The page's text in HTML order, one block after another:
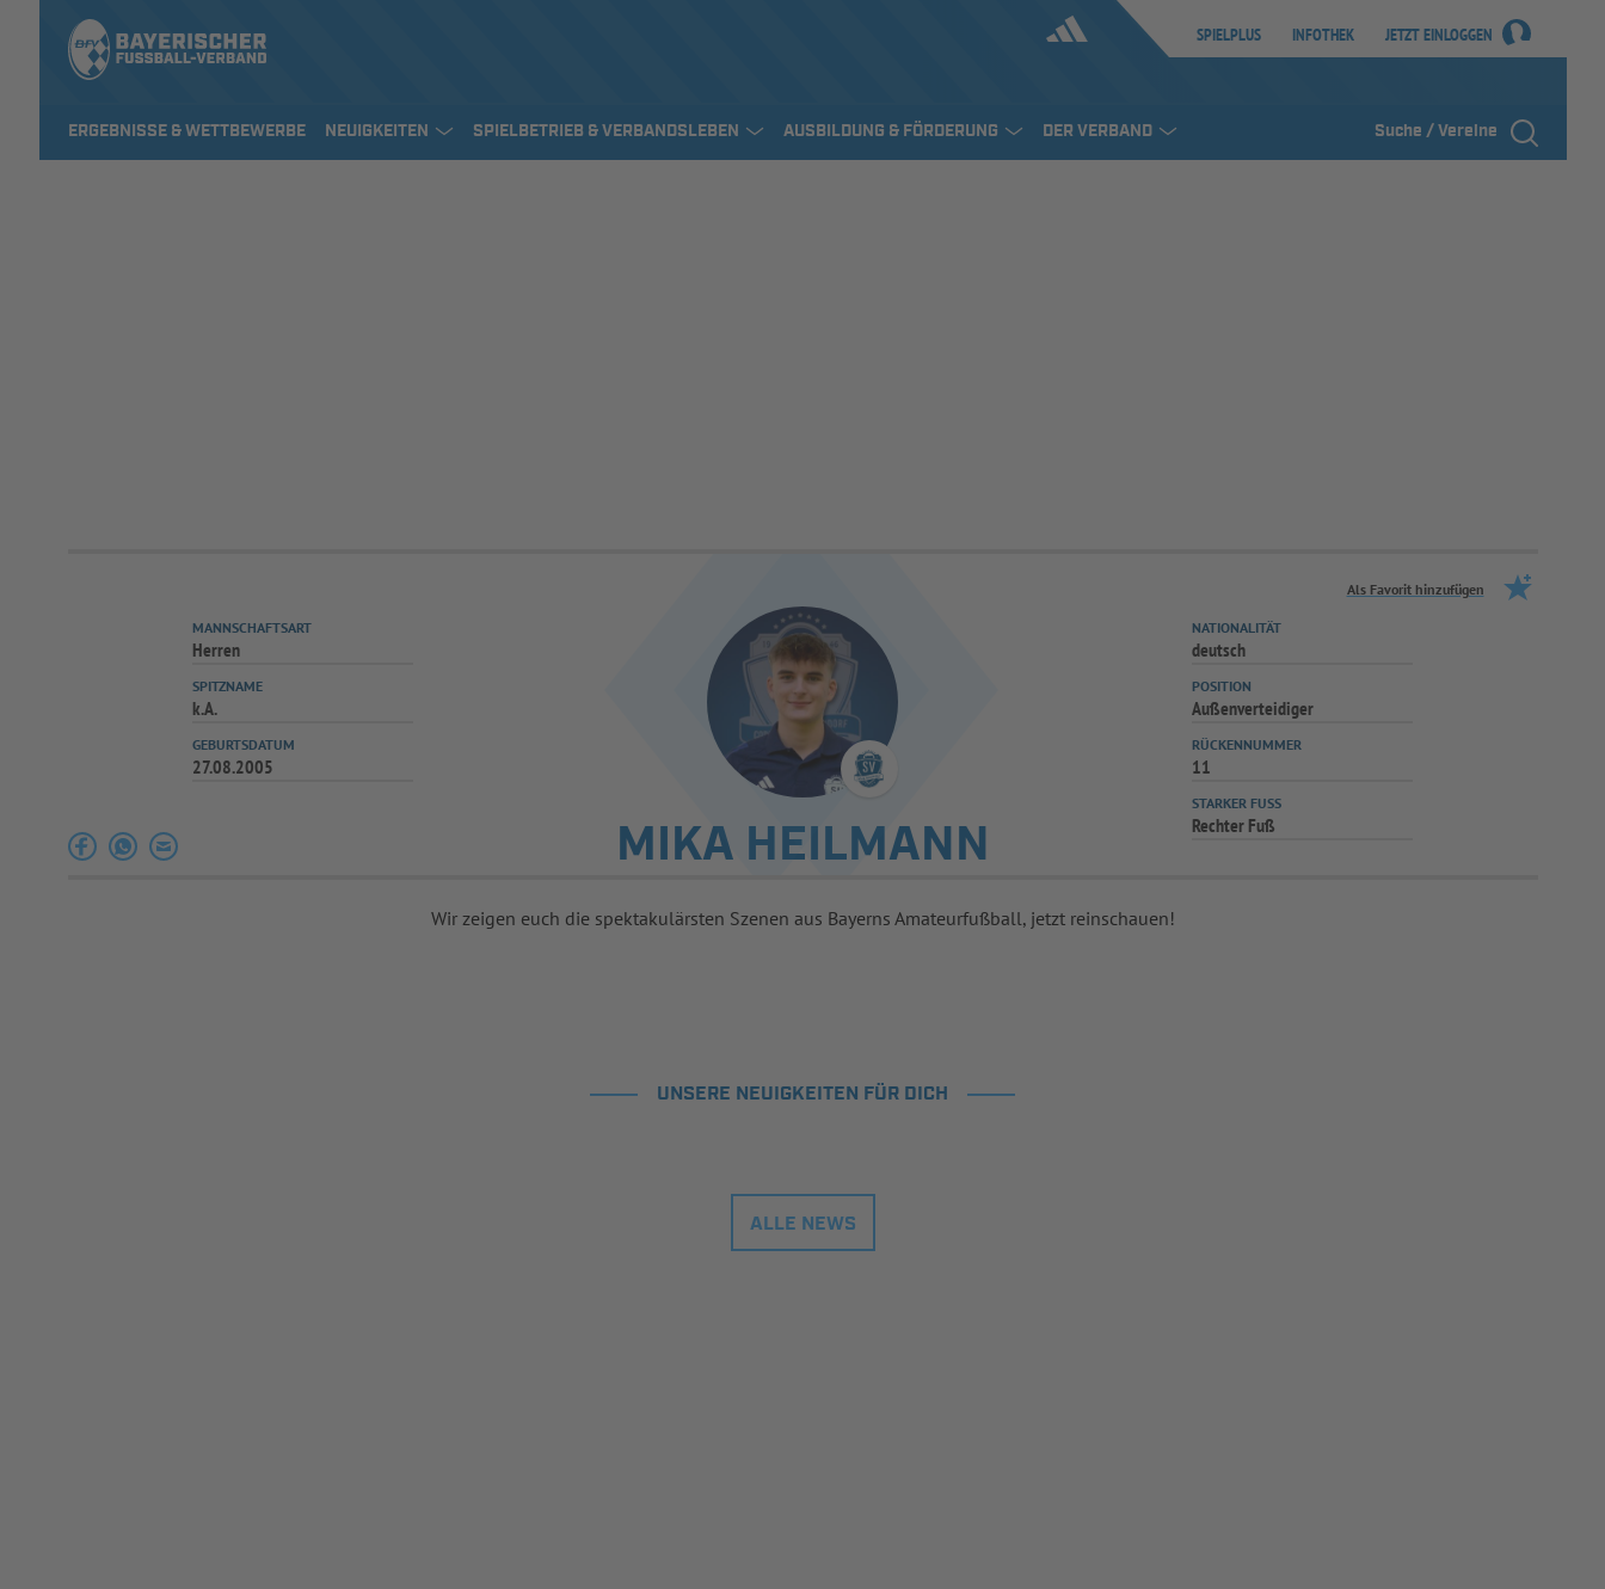
SPIELPLUS INFOTHEK JETZT EINLOGGEN
ERGEBNISSE & WETTBEWERBE NEUIGKEITEN SPIELBETRIEB & VERBANDSLEBEN AUSBILDUNG & FÖRDERUNG DER VERBAND Suche / Vereine
Als Favorit hinzufügen
MIKA HEILMANN
MANNSCHAFTSART
Herren
SPITZNAME
k.A.
GEBURTSDATUM
27.08.2005
NATIONALITÄT
deutsch
POSITION
Außenverteidiger
RÜCKENNUMMER
11
STARKER FUSS
Rechter Fuß
Wir zeigen euch die spektakulärsten Szenen aus Bayerns Amateurfußball, jetzt reinschauen!
UNSERE NEUIGKEITEN FÜR DICH
ALLE NEWS